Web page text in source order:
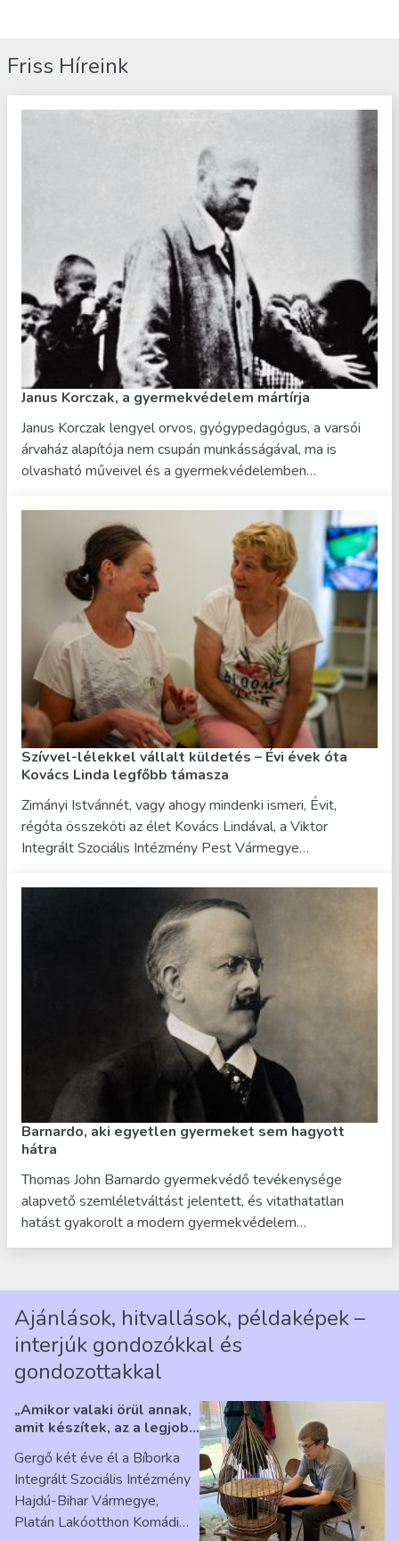
Friss Híreink
Janus Korczak, a gyermekvédelem mártírja
Janus Korczak lengyel orvos, gyógypedagógus, a varsói
árvaház alapítója nem csupán munkásságával, ma is
olvasható műveivel és a gyermekvédelemben…
Szívvel-lélekkel vállalt küldetés – Évi évek óta
Kovács Linda legfőbb támasza
Zimányi Istvánnét, vagy ahogy mindenki ismeri, Évit,
régóta összeköti az élet Kovács Lindával, a Viktor
Integrált Szociális Intézmény Pest Vármegye…
Barnardo, aki egyetlen gyermeket sem hagyott
hátra
Thomas John Barnardo gyermekvédő tevékenysége
alapvető szemléletváltást jelentett, és vitathatatlan
hatást gyakorolt a modern gyermekvédelem…
Ajánlások, hitvallások, példaképek –
interjúk gondozókkal és
gondozottakkal
„Amikor valaki örül annak,
amit készítek, az a legjobb
Ribárszky Gergő ellátottal
Gergő két éve él a Bíborka
Integrált Szociális Intézmény
Hajdú-Bihar Vármegye,
Platán Lakóotthon Komádi